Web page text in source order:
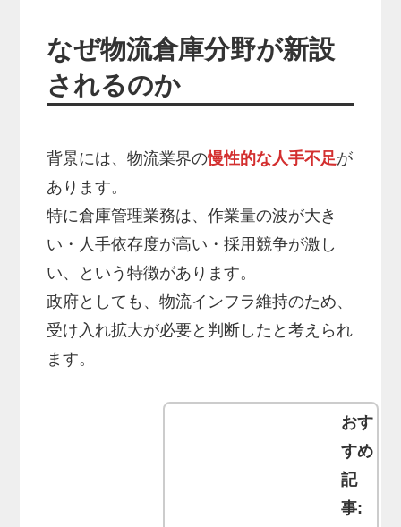
なぜ物流倉庫分野が新設
されるのか
背景には、物流業界の慢性的な人手不足が
あります。
特に倉庫管理業務は、作業量の波が大き
い・人手依存度が高い・採用競争が激し
い、という特徴があります。
政府としても、物流インフラ維持のため、
受け入れ拡大が必要と判断したと考えられ
ます。
おす
すめ
記
事: